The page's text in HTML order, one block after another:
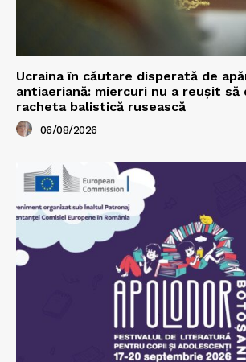
Ucraina în căutare disperată de
antiaeriană: miercuri nu a reușit să
racheta balistică rusească
06/08/2026